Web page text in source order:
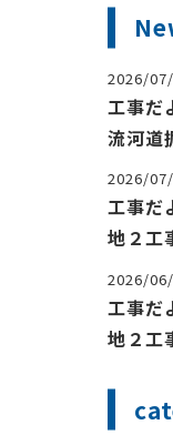
2026/
工事だ
流河道
2026/
工事だ
地２工
2026/
工事だ
地２工